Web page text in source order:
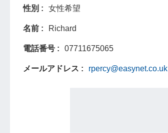
性別 女性希望
名前 Richard
電話番号 07711675065
メールアドレス rpercy@easynet.co.uk